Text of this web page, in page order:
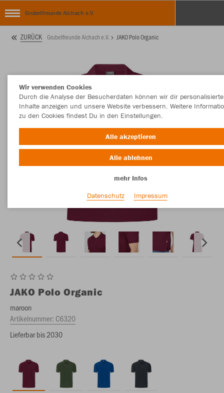
Grubetfreunde Aichach e.V.
ZURÜCK Grubetfreunde Aichach e.V. JAKO Polo Organic
JAKO Polo Organic
maroon
Artikelnummer: C6320
Lieferbar bis 2030
Wir verwenden Cookies
Durch die Analyse der Besucherdaten können wir dir personalisierte
Inhalte anzeigen und unsere Website verbessern. Weitere
zu den Cookies findest Du in den Einstellungen.
Alle akzeptieren
Alle ablehnen
mehr Infos
Datenschutz
Impressum